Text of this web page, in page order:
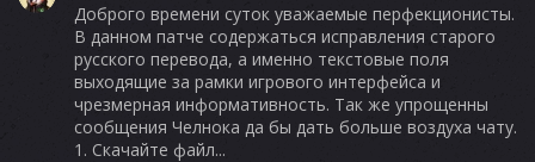
Доброго времени суток уважаемые перфекционисты.
В данном патче содержаться исправления старого
русского перевода, а именно текстовые поля
выходящие за рамки игрового интерфейса и
чрезмерная информативность. Так же упрощенны
сообщения Челнока да бы дать больше воздуха чату.
1. Скачайте файл...